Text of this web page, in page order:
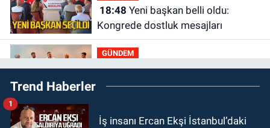
18:48
Kongrede dostluk mesajları
GÜNDEM
18:36AK Parti teşkilatları
toplanarak istişarede bulundu
Trend Haberler
İş insanı Ercan Ekşi İstanbul’daki
1